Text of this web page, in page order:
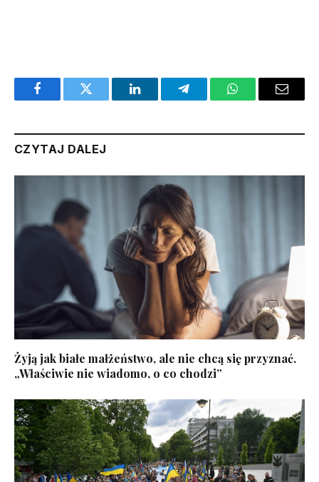
FacebookTwitter LinkedInTelegramWhatsAppEmail
CZYTAJ DALEJ
Żyją jak białe małżeństwo, ale nie chcą się przyznać.
„Właściwie nie wiadomo, o co chodzi”